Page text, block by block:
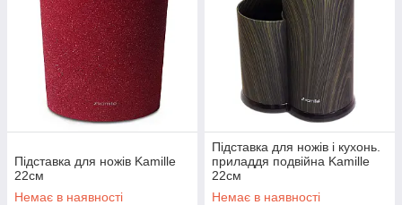
Підставка для ножів Kamille
22см
Немає в наявності
Підставка для ножів і кухонь.
приладдя подвійна Kamille
22см
Немає в наявності